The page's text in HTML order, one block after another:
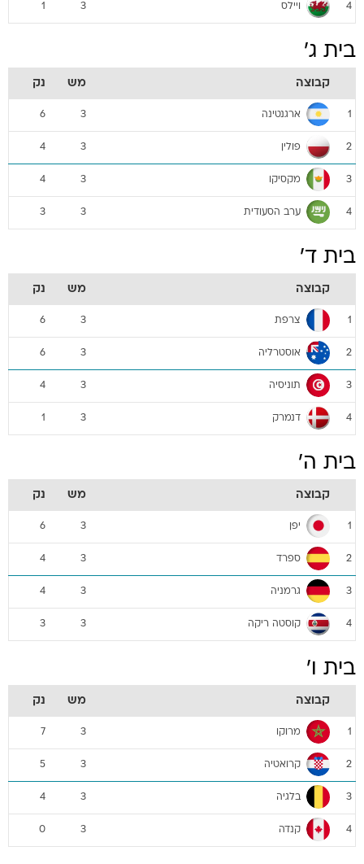
4 ויילס 3
1
בית ג'
קבוצה מש נק
1 ארגנטינה 3
6
2 פולין 3
4
3 מקסיקו 3
4
4 ערב הסעודית 3
3
בית ד'
קבוצה מש נק
1 צרפת 3
6
2 אוסטרליה 3
6
3 תוניסיה 3
4
4 דנמרק 3
1
בית ה'
קבוצה מש נק
1 יפן 3
6
2 ספרד 3
4
3 גרמניה 3
4
4 קוסטה ריקה 3
3
בית ו'
קבוצה מש נק
1 מרוקו 3
7
2 קרואטיה 3
5
3 בלגיה 3
4
4 קנדה 3
0